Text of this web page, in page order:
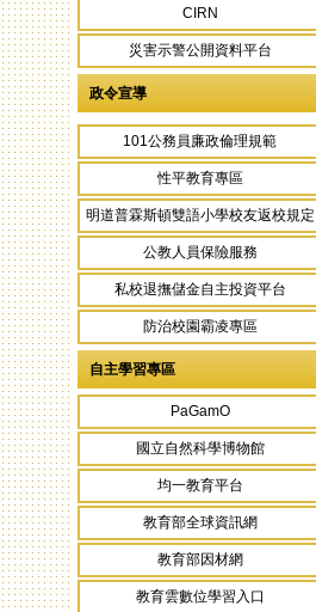
CIRN
災害示警公開資料平台
政令宣導
101公務員廉政倫理規範
性平教育專區
明道普霖斯頓雙語小學校友返校規定
公教人員保險服務
私校退撫儲金自主投資平台
防治校園霸凌專區
自主學習專區
PaGamO
國立自然科學博物館
均一教育平台
教育部全球資訊網
教育部因材網
教育雲數位學習入口